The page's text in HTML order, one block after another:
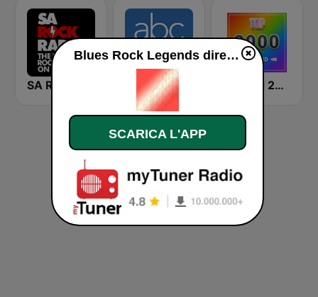
Rewind 2000's
Blues Rock Legends diretta
SCARICA L'APP